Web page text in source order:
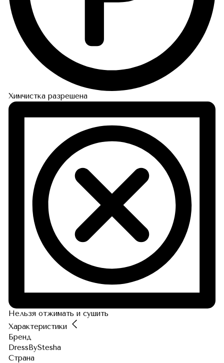
Химчистка разрешена
Нельзя отжимать и сушить
Характеристики
Бренд
DressByStesha
Страна